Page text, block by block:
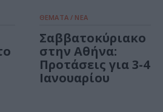
ΘΕΜΑΤΑ / ΝΕΑ
Σαββατοκύριακο
στην Αθήνα:
Προτάσεις για 3-4
Ιανουαρίου